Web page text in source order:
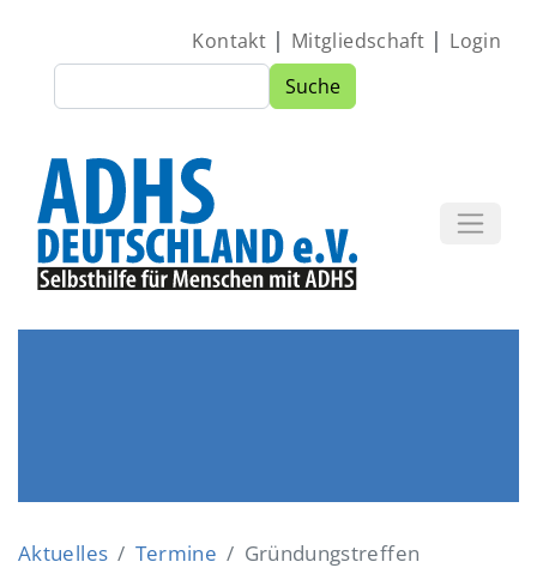
Suche Suche
Kontakt| Mitgliedschaft | Login
Aktuelles Termine Gründungstreffen